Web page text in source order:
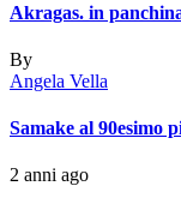
Akragas. in
By
Angela Vella
Samake al 90esimo
2 anni ago